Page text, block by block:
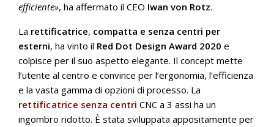
efficiente», ha affermato il CEO Iwan von Rotz.
La rettificatrice, compatta e senza centri per
esterni, ha vinto il Red Dot Design Award 2020 e
colpisce per il suo aspetto elegante. Il concept mette
l’utente al centro e convince per l’ergonomia, l’efficienza
e la vasta gamma di opzioni di processo. La
rettificatrice senza centri CNC a 3 assi ha un
ingombro ridotto. È stata sviluppata appositamente per